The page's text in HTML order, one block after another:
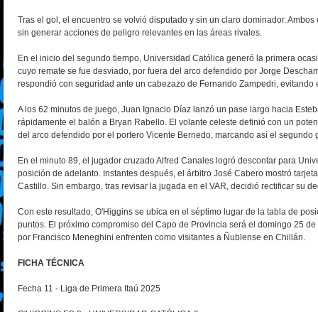
Tras el gol, el encuentro se volvió disputado y sin un claro dominador.
sin generar acciones de peligro relevantes en las áreas rivales.
En el inicio del segundo tiempo, Universidad Católica generó la primera
cuyo remate se fue desviado, por fuera del arco defendido por Jorge
respondió con seguridad ante un cabezazo de Fernando Zampedri, evitando
A los 62 minutos de juego, Juan Ignacio Díaz lanzó un pase largo hacia
rápidamente el balón a Bryan Rabello. El volante celeste definió con un
del arco defendido por el portero Vicente Bernedo, marcando así el segundo
En el minuto 89, el jugador cruzado Alfred Canales logró descontar para
posición de adelanto. Instantes después, el árbitro José Cabero mostró
Castillo. Sin embargo, tras revisar la jugada en el VAR, decidió rectificar su
Con este resultado, O'Higgins se ubica en el séptimo lugar de la tabla de
puntos. El próximo compromiso del Capo de Provincia será el domingo 25
por Francisco Meneghini enfrenten como visitantes a Ñublense en Chillán.
FICHA TÉCNICA
Fecha 11 - Liga de Primera Itaú 2025